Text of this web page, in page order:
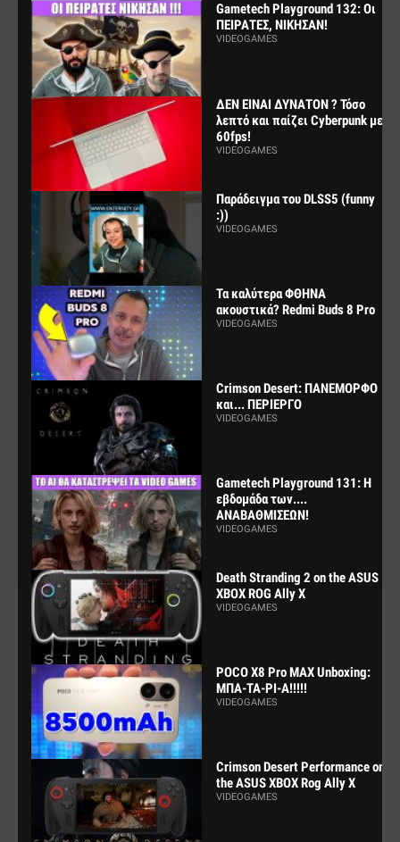
Gametech Playground 132: Οι
ΠΕΙΡΑΤΕΣ, ΝΙΚΗΣΑΝ!
VIDEOGAMES
ΔΕΝ ΕΙΝΑΙ ΔΥΝΑΤΟΝ ? Τόσο
λεπτό και παίζει Cyberpunk με
60fps!
VIDEOGAMES
Παράδειγμα του DLSS5 (funny
:))
VIDEOGAMES
Τα καλύτερα ΦΘΗΝΑ
ακουστικά? Redmi Buds 8 Pro
VIDEOGAMES
Crimson Desert: ΠΑΝΕΜΟΡΦΟ
και... ΠΕΡΙΕΡΓΟ
VIDEOGAMES
Gametech Playground 131: Η
εβδομάδα των....
ΑΝΑΒΑΘΜΙΣΕΩΝ!
VIDEOGAMES
Death Stranding 2 on the ASUS
XBOX ROG Ally X
VIDEOGAMES
POCO X8 Pro MAX Unboxing:
ΜΠΑ-ΤΑ-ΡΙ-Α!!!!!
VIDEOGAMES
Crimson Desert Performance on
the ASUS XBOX Rog Ally X
VIDEOGAMES